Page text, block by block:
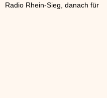
Radio Rhein-Sieg, danach für